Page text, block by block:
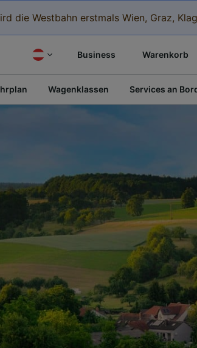
die Westbahn erstmals Wien, Graz,
Business Warenkorb
Wagenklassen Services an